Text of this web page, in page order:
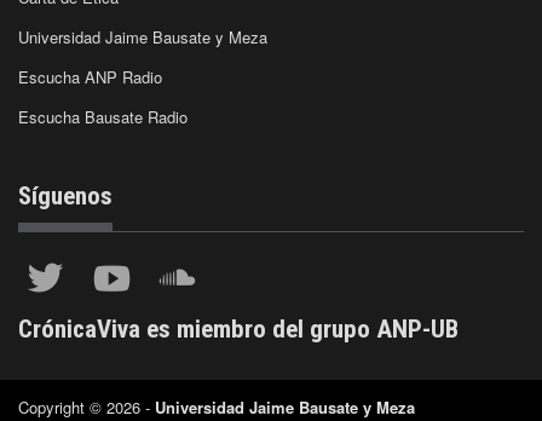
Universidad Jaime Bausate y Meza
Escucha ANP Radio
Escucha Bausate Radio
Síguenos
CrónicaViva es miembro del grupo ANP-UB
Copyright © 2026 - Universidad Jaime Bausate y Meza